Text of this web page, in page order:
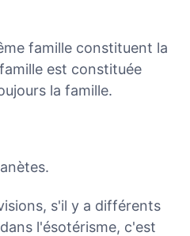
famille constituent la
est constituée
la famille.
s'il y a différents
l'ésotérisme, c'est